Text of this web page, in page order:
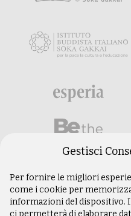
Gestisci
Per fornire le migliori
come i cookie per
informazioni del dispositivo.
ci permetterà di elaborare